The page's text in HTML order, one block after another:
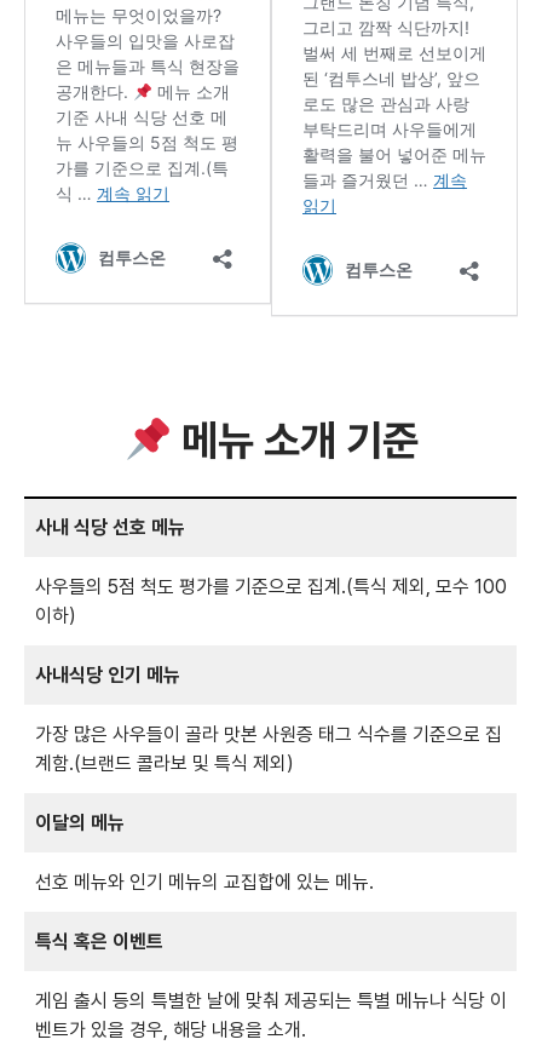
메뉴 소개 기준
사내 식당 선호 메뉴
사우들의 5점 척도 평가를 기준으로 집계.(특식 제외, 모수 100
이하)
사내식당 인기 메뉴
가장 많은 사우들이 골라 맛본 사원증 태그 식수를 기준으로 집
계함.(브랜드 콜라보 및 특식 제외)
이달의 메뉴
선호 메뉴와 인기 메뉴의 교집합에 있는 메뉴.
특식 혹은 이벤트
게임 출시 등의 특별한 날에 맞춰 제공되는 특별 메뉴나 식당 이
벤트가 있을 경우, 해당 내용을 소개.